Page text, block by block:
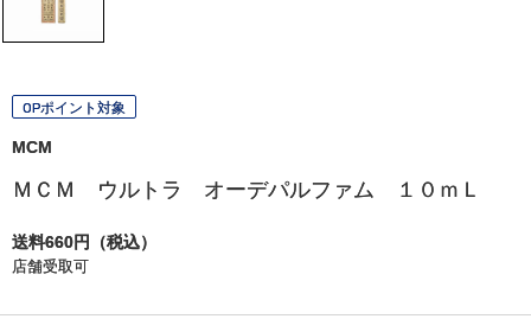
OPポイント対象
MCM
ＭＣＭ ウルトラ オーデパルファム １０ｍＬ
送料660円（税込）
店舗受取可